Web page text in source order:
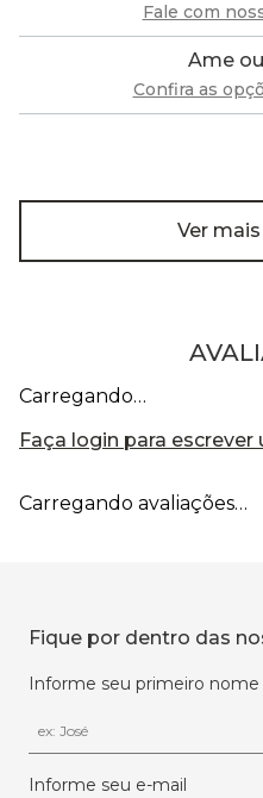
Fale com
Ame
Confira as
Ver
Carregando…
Faça login para escrever
Carregando avaliações…
Fique por dentro das
Informe seu primeiro nome
Informe seu e-mail